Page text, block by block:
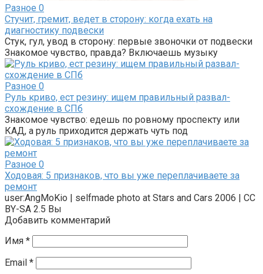
Разное 0
Стучит, гремит, ведет в сторону: когда ехать на
диагностику подвески
Стук, гул, увод в сторону: первые звоночки от подвески
Знакомое чувство, правда? Включаешь музыку
Разное 0
Руль криво, ест резину: ищем правильный развал-
схождение в СПб
Знакомое чувство: едешь по ровному проспекту или
КАД, а руль приходится держать чуть под
Разное 0
Ходовая: 5 признаков, что вы уже переплачиваете за
ремонт
user:AngMoKio | selfmade photo at Stars and Cars 2006 | CC
BY-SA 2.5 Вы
Добавить комментарий
Имя *
Email *